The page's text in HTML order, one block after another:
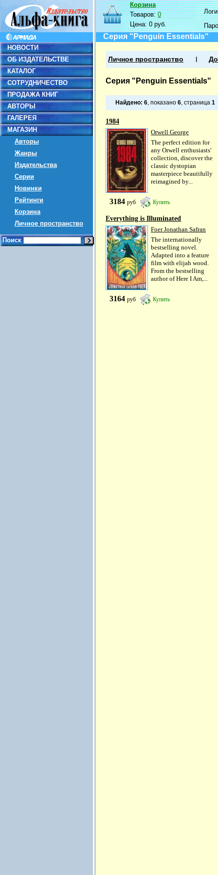
НОВОСТИ
ОБ ИЗДАТЕЛЬСТВЕ
КАТАЛОГ
СОТРУДНИЧЕСТВО
ПРОДАЖА КНИГ
АВТОРЫ
ГАЛЕРЕЯ
МАГАЗИН
Авторы
Жанры
Издательства
Серии
Новинки
Рейтинги
Корзина
Личное пространство
Поиск
Корзина
Товаров:0
Цена:0 руб.
Серия "Penguin Essentials"
Личное пространство
Серия "Penguin Essentials"
Найдено: 6, показано 6, страница 1
1984
Orwell George
The perfect edition for
any Orwell enthusiasts'
collection, discover the
classic dystopian
masterpiece beautifully
reimagined by...
3184 руб Купить
Everything is Illuminated
Foer Jonathan Safran
The internationally
bestselling novel.
Adapted into a feature
film with elijah wood.
From the bestselling
author of Here I Am,...
3164 руб Купить